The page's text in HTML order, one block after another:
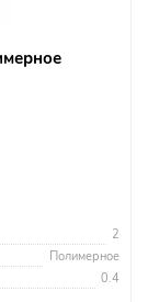
2
Полимерное
0.4